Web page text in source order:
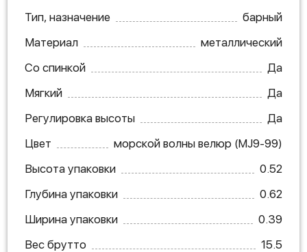
Тип, назначение
барный
Материал
металлический
Со спинкой
Да
Мягкий
Да
Регулировка высоты
Да
Цвет
морской волны велюр (MJ9-99)
Высота упаковки
0.52
Глубина упаковки
0.62
Ширина упаковки
0.39
Вес брутто
15.5